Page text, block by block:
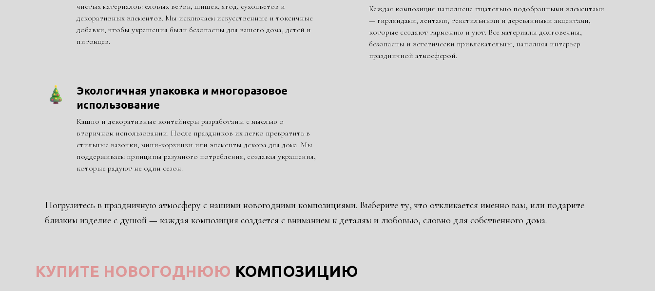
чистых материалов: еловых веток, шишек, ягод, сухоцветов и
декоративных элементов. Мы исключаем искусственные и токсичные
добавки, чтобы украшения были безопасны для вашего дома, детей и
питомцев.
Каждая композиция наполнена тщательно подобранными элементами
— гирляндами, лентами, текстильными и деревянными акцентами,
которые создают гармонию и уют. Все материалы долговечны,
безопасны и эстетически привлекательны, наполняя интерьер
праздничной атмосферой.
Экологичная упаковка и многоразовое
использование
Кашпо и декоративные контейнеры разработаны с мыслью о
вторичном использовании. После праздников их легко превратить в
стильные вазочки, мини-корзинки или элементы декора для дома. Мы
поддерживаем принципы разумного потребления, создавая украшения,
которые радуют не один сезон.
Погрузитесь в праздничную атмосферу с нашими новогодними композициями. Выберите ту, что откликается именно вам, или подарите
близким изделие с душой — каждая композиция создается с вниманием к деталям и любовью, словно для собственного дома.
КУПИТЕ НОВОГОДНЮЮ КОМПОЗИЦИЮ